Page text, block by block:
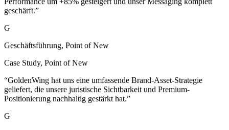
G
Geschäftsführung, Point of New
Case Study,Point of New
“GoldenWing hat uns eine umfassende Brand-Asset-Strategie
Positionierung nachhaltig gestärkt hat.”
G
Geschäftsführung, Glaeser Law Tax Boutique